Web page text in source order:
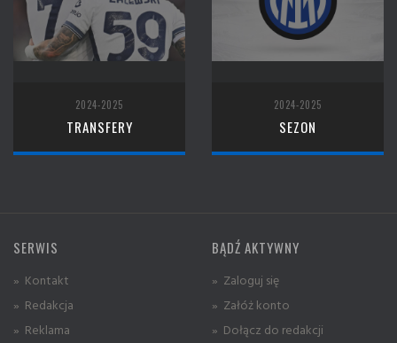
2024-2025
TRANSFERY
2024-2025
SEZON
SERWIS
» Kontakt
» Redakcja
» Reklama
BĄDŹ AKTYWNY
» Zaloguj się
» Załóż konto
» Dołącz do redakcji